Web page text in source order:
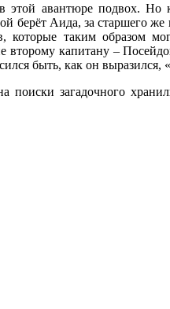
этой авантюре подвох. Но
берёт Аида, за старшего же
которые таким
капитану –
быть, как он выразился,
поиски загадочного